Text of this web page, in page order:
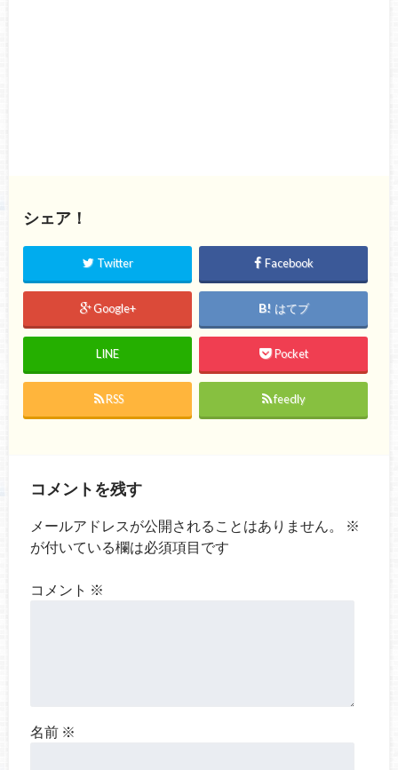
シェア！
Twitter Facebook
Google+ はてブ
LINE Pocket
RSS feedly
コメントを残す
メールアドレスが公開されることはありません。
※
が付いている欄は必須項目です
コメント ※
名前 ※